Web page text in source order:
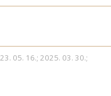
05. 16.; 2025. 03. 30.;